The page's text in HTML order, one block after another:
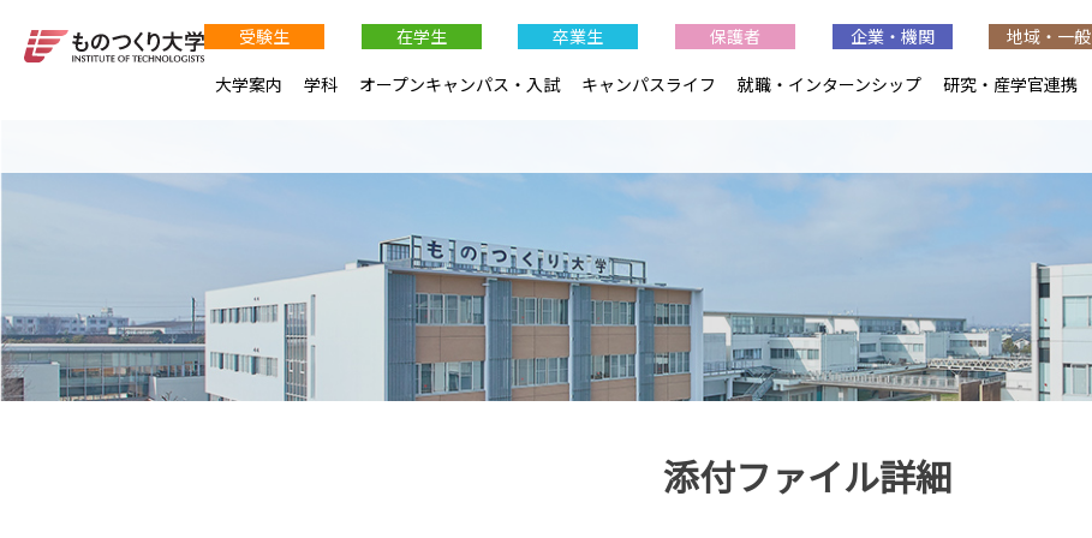
添付ファイル詳細
受験生 在学生 卒業生 保護者 企業・機関
地域・一般
大学案内
学科 オープンキャンパス・入試 キャンパスライフ 就職・インターンシップ 研究・産学官連携